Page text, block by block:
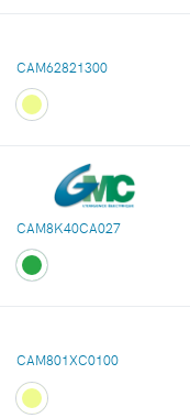
CAM62821300
CAM8K40CA027
CAM801XC0100